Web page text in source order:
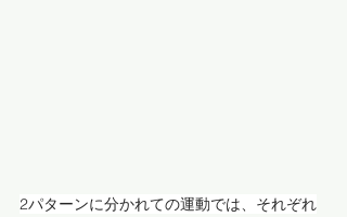
2パターンに分かれての運動では、それぞれ